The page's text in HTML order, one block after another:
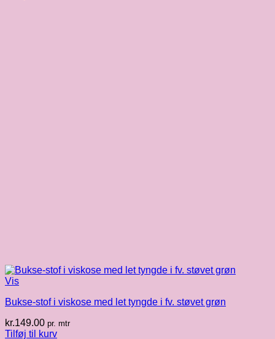
Vis
Bukse-stof i viskose med let tyngde i fv. støvet grøn
kr.149.00 pr. mtr
Tilføj til kurv